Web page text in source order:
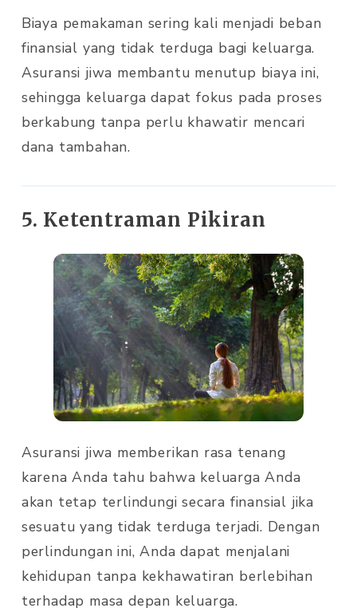
Biaya pemakaman sering kali menjadi beban
finansial yang tidak terduga bagi keluarga.
Asuransi jiwa membantu menutup biaya ini,
sehingga keluarga dapat fokus pada proses
berkabung tanpa perlu khawatir mencari
dana tambahan.
5. Ketentraman Pikiran
Asuransi jiwa memberikan rasa tenang
karena Anda tahu bahwa keluarga Anda
akan tetap terlindungi secara finansial jika
sesuatu yang tidak terduga terjadi. Dengan
perlindungan ini, Anda dapat menjalani
kehidupan tanpa kekhawatiran berlebihan
terhadap masa depan keluarga.